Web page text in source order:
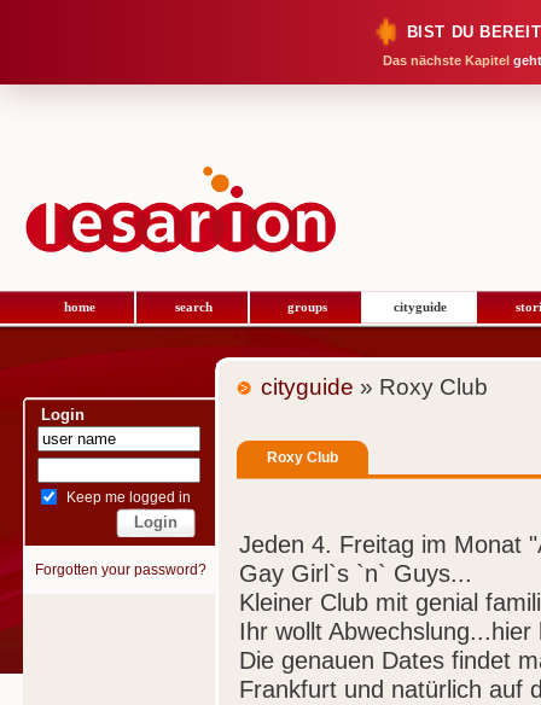
BIST DU
Das nächste Kapitel
home search groups cityguide
Login
Keep me logged in
Forgotten your password?
cityguide » Roxy Club
Roxy Club
Jeden 4. Freitag im Monat
Gay Girl`s `n` Guys...
Kleiner Club mit genial
Ihr wollt
Die genauen Dates findet
Frankfurt und natürlich auf